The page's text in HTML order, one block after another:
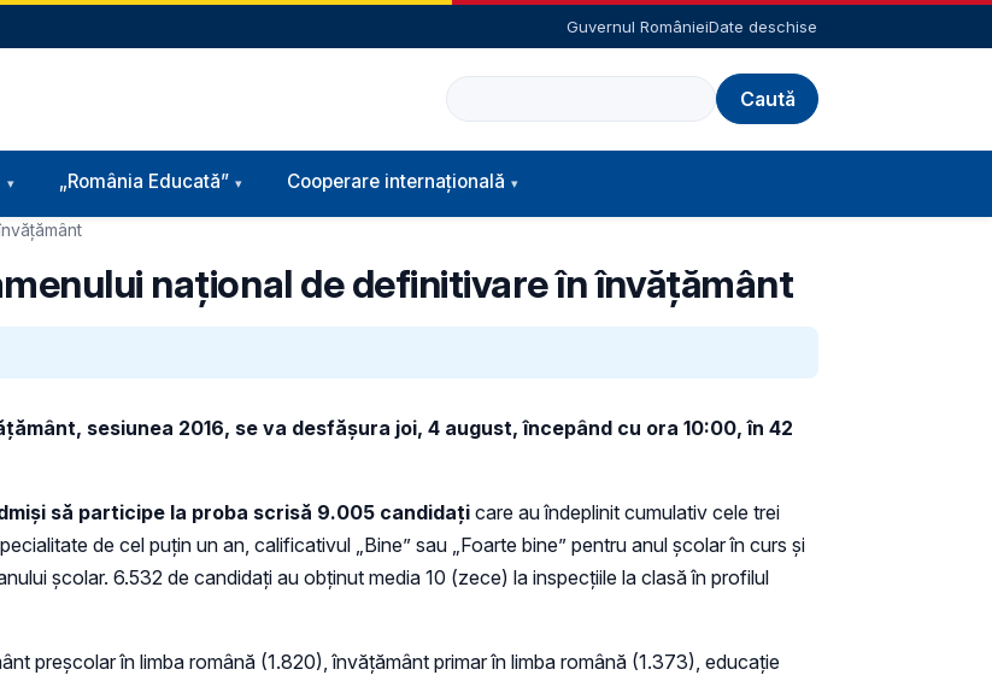
Guvernul RomânieiDate deschise
Caută
„România Educată” Cooperare internațională
naţional de definitivare în învăţământ
sesiunea 2016, se va desfăşura joi, 4 august, începând cu ora 10:00, în 42
să participe la proba scrisă 9.005 candidaţi care au îndeplinit cumulativ cele trei
de cel puţin un an, calificativul „Bine” sau „Foarte bine” pentru anul şcolar în curs şi
şcolar. 6.532 de candidaţi au obţinut media 10 (zece) la inspecţiile la clasă în profilul
preşcolar în limba română (1.820), învăţământ primar în limba română (1.373), educaţie